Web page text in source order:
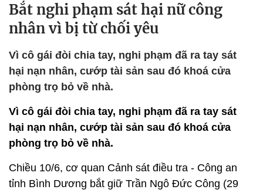
Bắt nghi phạm sát hại nữ công
nhân vì bị từ chối yêu
Vì cô gái đòi chia tay, nghi phạm đã ra tay sát
hại nạn nhân, cướp tài sản sau đó khoá cửa
phòng trọ bỏ về nhà.
Vì cô gái đòi chia tay, nghi phạm đã ra tay sát
hại nạn nhân, cướp tài sản sau đó khoá cửa
phòng trọ bỏ về nhà.
Chiều 10/6, cơ quan Cảnh sát điều tra - Công an
tỉnh Bình Dương bắt giữ Trần Ngô Đức Công (29